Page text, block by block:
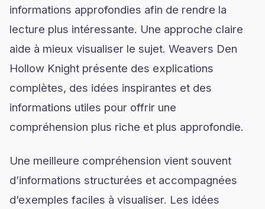
informations approfondies afin de rendre la
lecture plus intéressante. Une approche claire
aide à mieux visualiser le sujet. Weavers Den
Hollow Knight présente des explications
complètes, des idées inspirantes et des
informations utiles pour offrir une
compréhension plus riche et plus approfondie.
Une meilleure compréhension vient souvent
d’informations structurées et accompagnées
d’exemples faciles à visualiser. Les idées